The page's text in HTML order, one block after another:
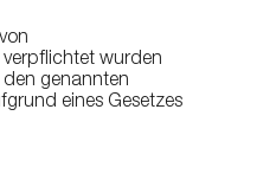
verpflichtet wurden
genannten
eines Gesetzes